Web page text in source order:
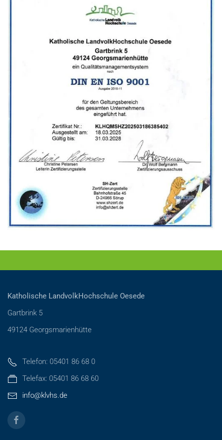
Katholische LandvolkHochschule Oesede
Gartbrink 5
49124 Georgsmarienhütte
Telefon: 05401 86 68 0
Telefax: 05401 86 68 60
info@klvhs.de